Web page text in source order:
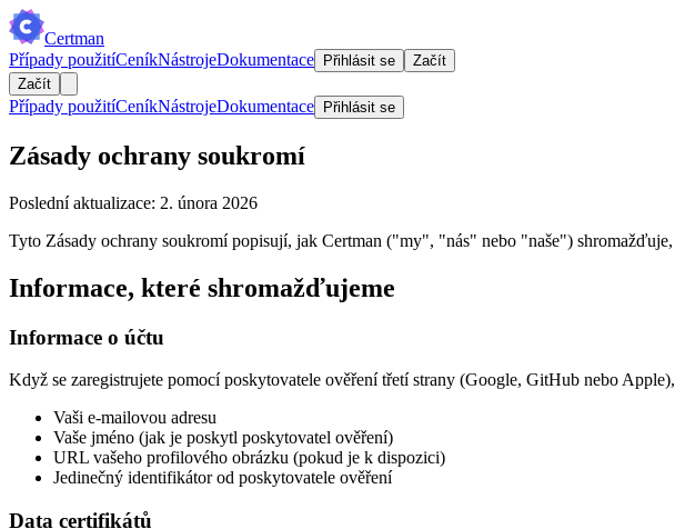
Certman
Případy použitíCeníkNástrojeDokumentace Přihlásit se
Začít
Začít
Případy použitíCeníkNástrojeDokumentace Přihlásit se
Zásady ochrany soukromí
Poslední aktualizace: 2. února 2026
Tyto Zásady ochrany soukromí popisují, jak Certman ("my", "nás" nebo "naše")
Informace, které shromažďujeme
Informace o účtu
Když se zaregistrujete pomocí poskytovatele ověření třetí strany (Google, GitHub nebo
Vaši e-mailovou adresu
Vaše jméno (jak je poskytl poskytovatel ověření)
URL vašeho profilového obrázku (pokud je k dispozici)
Jedinečný identifikátor od poskytovatele ověření
Data certifikátů